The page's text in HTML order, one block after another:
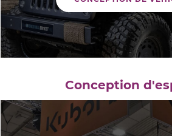
Conception